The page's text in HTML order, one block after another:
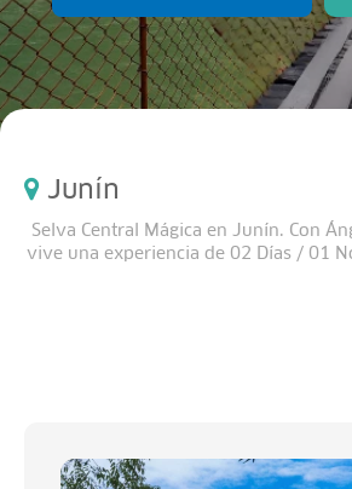
Junín
Selva Central Mágica en Junín. Con
vive una experiencia de 02 Días / 01